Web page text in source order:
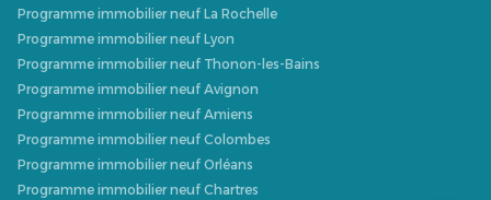
Programme immobilier neuf La Rochelle
Programme immobilier neuf Lyon
Programme immobilier neuf Thonon-les-Bains
Programme immobilier neuf Avignon
Programme immobilier neuf Amiens
Programme immobilier neuf Colombes
Programme immobilier neuf Orléans
Programme immobilier neuf Chartres